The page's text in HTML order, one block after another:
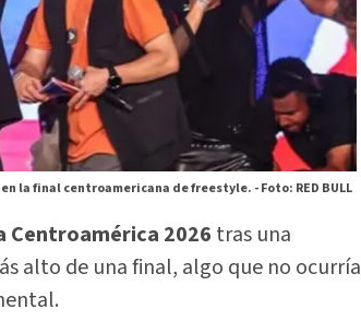
la final centroamericana de freestyle. -Foto: RED BULL
Centroamérica 2026 tras una
alto de una final, algo que no ocurría